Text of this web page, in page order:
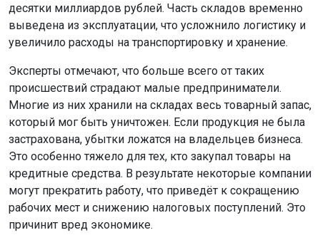
десятки миллиардов рублей. Часть складов временно
выведена из эксплуатации, что усложнило логистику и
увеличило расходы на транспортировку и хранение.
Эксперты отмечают, что больше всего от таких
происшествий страдают малые предприниматели.
Многие из них хранили на складах весь товарный запас,
который мог быть уничтожен. Если продукция не была
застрахована, убытки ложатся на владельцев бизнеса.
Это особенно тяжело для тех, кто закупал товары на
кредитные средства. В результате некоторые компании
могут прекратить работу, что приведёт к сокращению
рабочих мест и снижению налоговых поступлений. Это
причинит вред экономике.